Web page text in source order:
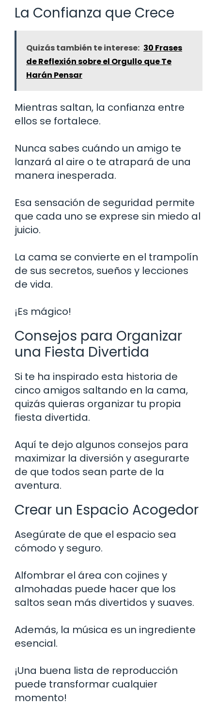
La Confianza que Crece
Quizás también te interese: 30 Frases
de Reflexión sobre el Orgullo que Te
Harán Pensar
Mientras saltan, la confianza entre
ellos se fortalece.
Nunca sabes cuándo un amigo te
lanzará al aire o te atrapará de una
manera inesperada.
Esa sensación de seguridad permite
que cada uno se exprese sin miedo al
juicio.
La cama se convierte en el trampolín
de sus secretos, sueños y lecciones
de vida.
¡Es mágico!
Consejos para Organizar
una Fiesta Divertida
Si te ha inspirado esta historia de
cinco amigos saltando en la cama,
quizás quieras organizar tu propia
fiesta divertida.
Aquí te dejo algunos consejos para
maximizar la diversión y asegurarte
de que todos sean parte de la
aventura.
Crear un Espacio Acogedor
Asegúrate de que el espacio sea
cómodo y seguro.
Alfombrar el área con cojines y
almohadas puede hacer que los
saltos sean más divertidos y suaves.
Además, la música es un ingrediente
esencial.
¡Una buena lista de reproducción
puede transformar cualquier
momento!